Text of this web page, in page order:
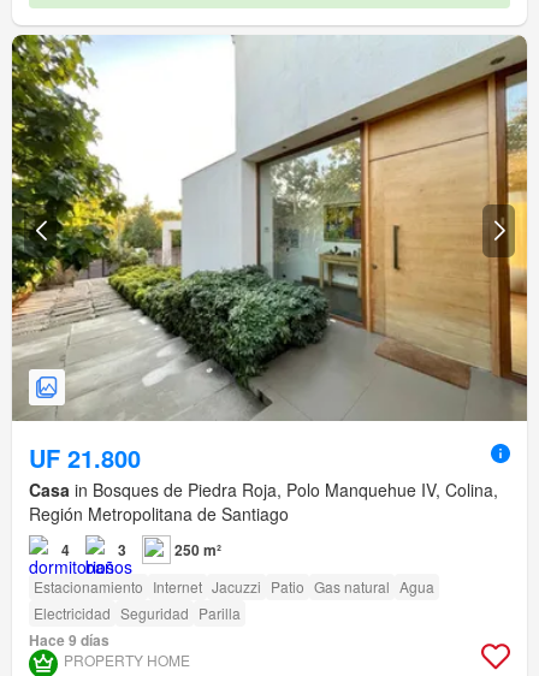
UF 21.800
Casa in Bosques de Piedra Roja, Polo Manquehue IV, Colina,
Región Metropolitana de Santiago
4 3 250 m²
Estacionamiento Internet Jacuzzi Patio Gas natural Agua
Electricidad Seguridad Parilla
Hace 9 días
PROPERTY HOME